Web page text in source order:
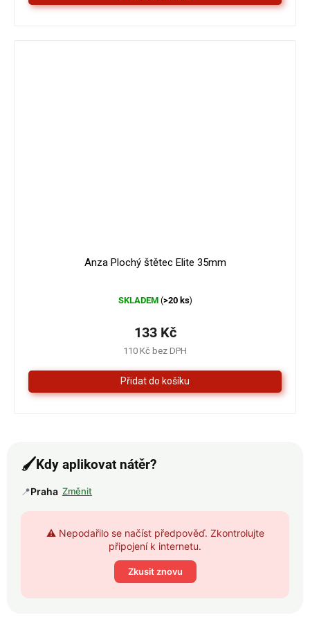
Anza Plochý štětec Elite 35mm
hodnocení
je
5,0
z
5
hvězdiček.
SKLADEM (>20 ks)
110 Kč bez DPH
133 Kč
🖌️Kdy aplikovat nátěr?
📍Praha Změnit
⚠️ Nepodařilo se načíst předpověď. Zkontrolujte
připojení k internetu.
Zkusit znovu